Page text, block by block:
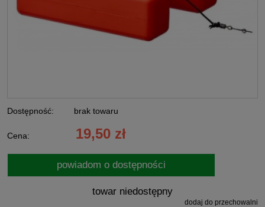
Dostępność: brak towaru
Cena: 19,50 zł
powiadom o dostępności
towar niedostępny
dodaj do przechowalni